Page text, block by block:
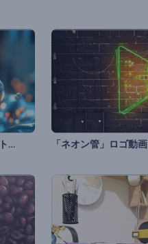
リキッドボールフュージョンイントロ 「ネオン管」ロゴ動画